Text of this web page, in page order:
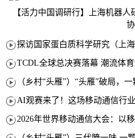
【活力中国调研行】上海机器
TCDL全球总决赛落幕 潮流体